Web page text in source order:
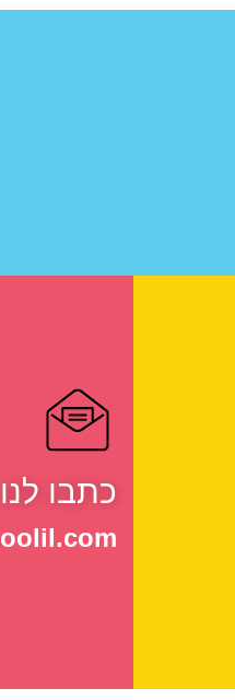
כתבו לנו